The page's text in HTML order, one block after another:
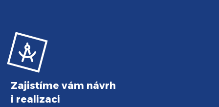
Zajistíme vám návrh
i realizaci